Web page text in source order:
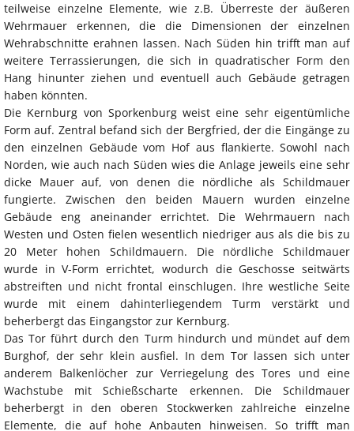
teilweise einzelne Elemente, wie z.B. Überreste der äußeren
Wehrmauer erkennen, die die Dimensionen der einzelnen
Wehrabschnitte erahnen lassen. Nach Süden hin trifft man auf
weitere Terrassierungen, die sich in quadratischer Form den
Hang hinunter ziehen und eventuell auch Gebäude getragen
haben könnten.
Die Kernburg von Sporkenburg weist eine sehr eigentümliche
Form auf. Zentral befand sich der Bergfried, der die Eingänge zu
den einzelnen Gebäude vom Hof aus flankierte. Sowohl nach
Norden, wie auch nach Süden wies die Anlage jeweils eine sehr
dicke Mauer auf, von denen die nördliche als Schildmauer
fungierte. Zwischen den beiden Mauern wurden einzelne
Gebäude eng aneinander errichtet. Die Wehrmauern nach
Westen und Osten fielen wesentlich niedriger aus als die bis zu
20 Meter hohen Schildmauern. Die nördliche Schildmauer
wurde in V-Form errichtet, wodurch die Geschosse seitwärts
abstreiften und nicht frontal einschlugen. Ihre westliche Seite
wurde mit einem dahinterliegendem Turm verstärkt und
beherbergt das Eingangstor zur Kernburg.
Das Tor führt durch den Turm hindurch und mündet auf dem
Burghof, der sehr klein ausfiel. In dem Tor lassen sich unter
anderem Balkenlöcher zur Verriegelung des Tores und eine
Wachstube mit Schießscharte erkennen. Die Schildmauer
beherbergt in den oberen Stockwerken zahlreiche einzelne
Elemente, die auf hohe Anbauten hinweisen. So trifft man